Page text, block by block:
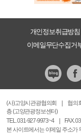
개인정보취급방침
이메일무단수집거
(사)고양시관광협의회 협의
층 (고양관광정보센터)
TEL. 031-927-9973~4
FAX.
본 사이트에서는 이메일 주소가